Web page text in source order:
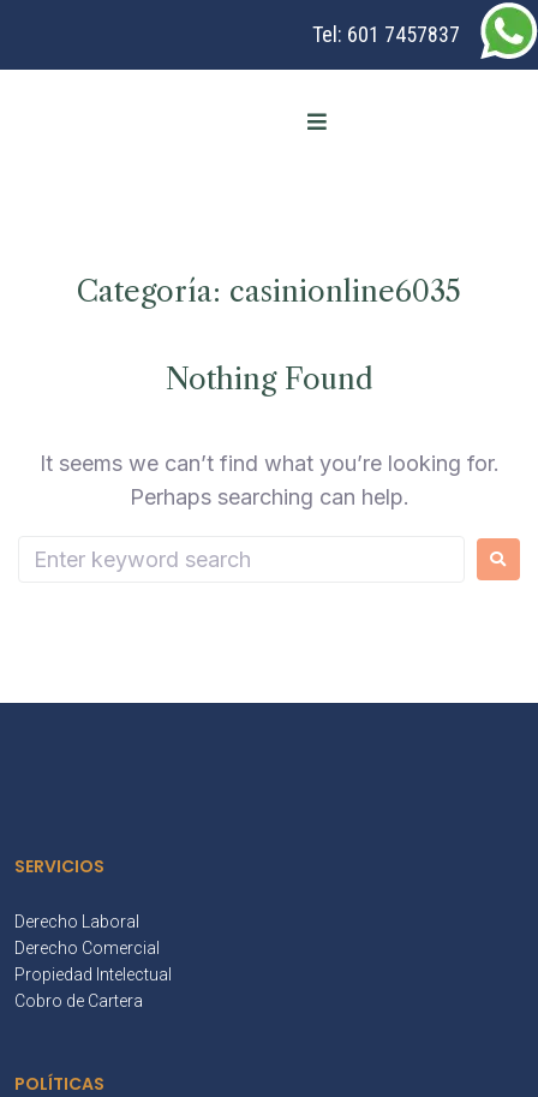
Tel: 601 7457837
Categoría: casinionline6035
Nothing Found
It seems we can’t find what you’re looking for.
Perhaps searching can help.
SERVICIOS
Derecho Laboral
Derecho Comercial
Propiedad Intelectual
Cobro de Cartera
POLÍTICAS